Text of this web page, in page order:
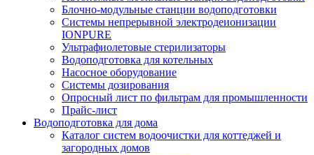
Блочно-модульные станции водоподготовки
Системы непрерывной электродеионизации
IONPURE
Ультрафиолетовые стерилизаторы
Водоподготовка для котельных
Насосное оборудование
Системы дозирования
Опросный лист по фильтрам для промышленности
Прайс-лист
Водоподготовка для дома
Каталог систем водоочистки для коттеджей и
загородных домов